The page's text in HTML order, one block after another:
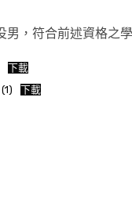
，符合前述資格之
下載
下載